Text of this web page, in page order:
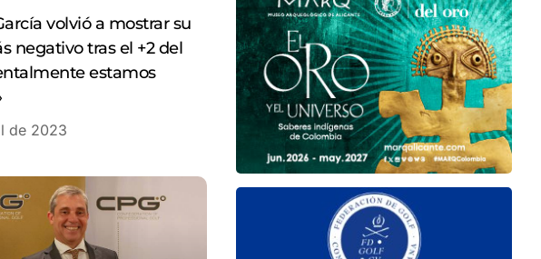
volvió a mostrar su
negativo tras el +2 del
estamos
de 2023